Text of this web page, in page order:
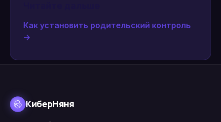
Как установить родительский контроль
→
КиберНяня